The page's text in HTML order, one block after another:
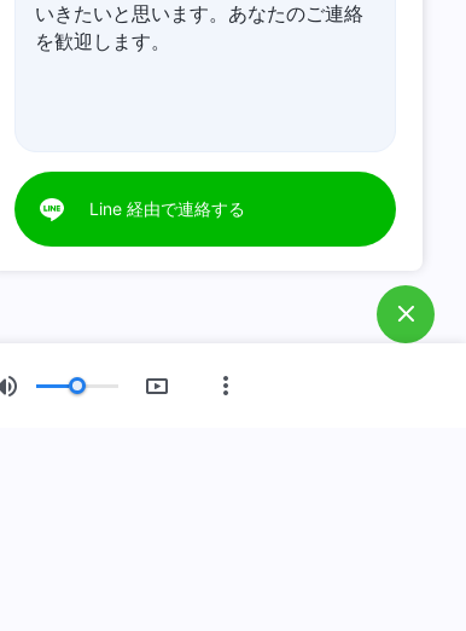
いきたいと思います。あなたのご連絡
を歓迎します。
Line 経由で連絡する